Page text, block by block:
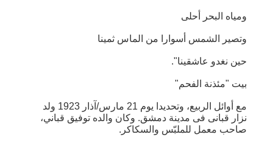
ومياه البحر أحلى
وتصير الشمس أسوارا من الماس ثمينا
حين نغدو عاشقينا".
بيت "مئذنة الفحم"
مع أوائل الربيع، وتحديدا يوم 21 مارس/آذار 1923 ولد
نزار قبانى فى مدينة دمشق. وكان والده توفيق قباني،
صاحب معمل للملبّس والسكاكر.